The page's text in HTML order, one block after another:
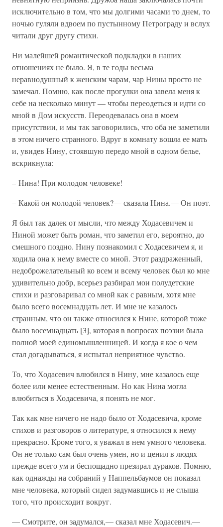
исключительно в том, что мы долгими часами то днем, то
ночью гуляли вдвоем по пустынному Петрограду и вслух
читали друг другу стихи.
Ни малейшей романтической подкладки в наших
отношениях не было. Я, в те годы весьма
неравнодушный к женским чарам, чар Нины просто не
замечал. Помню, как после прогулки она завела меня к
себе на несколько минут — чтобы переодеться и идти со
мной в Дом искусств. Переодевалась она в моем
присутствии, и мы так заговорились, что оба не заметили
в этом ничего странного. Вдруг в комнату вошла ее мать
и, увидев Нину, стоявшую передо мной в одном белье,
вскрикнула:
– Нина! При молодом человеке!
– Какой он молодой человек?— сказала Нина.— Он поэт.
Я был так далек от мысли, что между Ходасевичем и
Ниной может быть роман, что заметил его, вероятно, до
смешного поздно. Нину познакомил с Ходасевичем я, и
ходила она к нему вместе со мной. Этот раздраженный,
недоброжелательный ко всем и всему человек был ко мне
удивительно добр, всерьез разбирал мои полудетские
стихи и разговаривал со мной как с равным, хотя мне
было всего восемнадцать лет. И мне не казалось
странным, что он также относился к Нине, которой тоже
было восемнадцать [3], которая в вопросах поэзии была
полной моей единомышленницей. И когда я кое о чем
стал догадываться, я испытал неприятное чувство.
То, что Ходасевич влюбился в Нину, мне казалось еще
более или менее естественным. Но как Нина могла
влюбиться в Ходасевича, я понять не мог.
Так как мне ничего не надо было от Ходасевича, кроме
стихов и разговоров о литературе, я относился к нему
пре­красно. Кроме того, я уважал в нем умного человека.
Он не только сам был очень умен, но и ценил в людях
прежде всего ум и беспощадно презирал дураков. Помню,
как однажды на собраний у Наппельбаумов он показал
мне человека, который сидел задумавшись и не слыша
того, что происходит вокруг.
— Смотрите, он задумался,— сказал мне Ходасевич.—